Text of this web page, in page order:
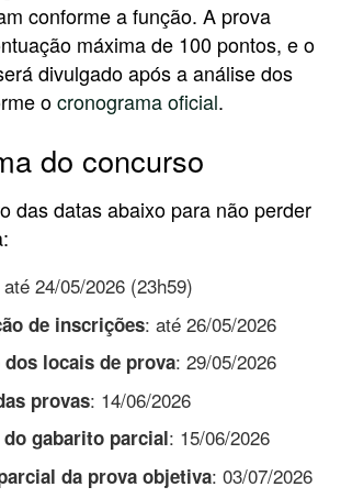
conforme a função. A prova
máxima de 100 pontos, e o
divulgado após a análise dos
ocronograma oficial.
do concurso
das datas abaixo para não perder
24/05/2026 (23h59)
de inscrições: até 26/05/2026
dos locais de prova: 29/05/2026
provas: 14/06/2026
gabarito parcial: 15/06/2026
da prova objetiva: 03/07/2026